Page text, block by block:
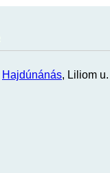
Hajdúnánás, Liliom